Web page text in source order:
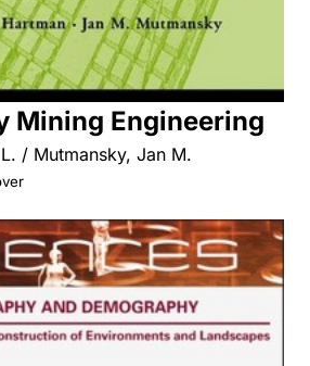
Mining Engineering
/ Mutmansky, Jan M.